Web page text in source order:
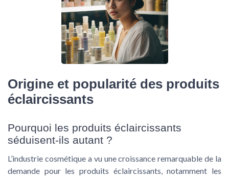
Origine et popularité des produits
éclaircissants
Pourquoi les produits éclaircissants
séduisent-ils autant ?
L’industrie cosmétique a vu une croissance remarquable de la
demande pour les produits éclaircissants, notamment les